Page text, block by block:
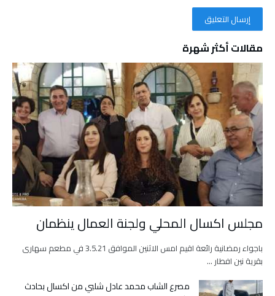
مقالات أكثر شهرة
مجلس اكسال المحلي ولجنة العمال ينظمان
باجواء رمضانية رائعة اقيم امس الاثنين الموافق 3.5.21 في مطعم سهارى
بقرية نين افطار …
مصرع الشاب محمد عادل شلبي من اكسال بحادث